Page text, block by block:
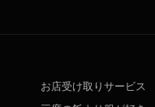
お店受け取りサービス